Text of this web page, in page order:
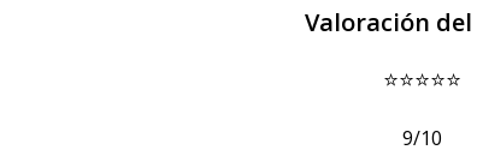
Valoración
⭐⭐⭐⭐⭐
9/10